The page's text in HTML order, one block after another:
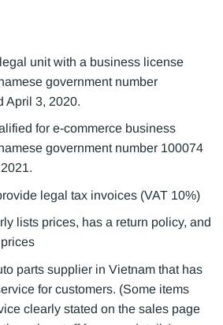
unit with a business license
government number
April 3, 2020.
for e-commerce business
government number 100074
legal tax invoices (VAT 10%)
lists prices, has a return policy, and
parts supplier in Vietnam that has
for customers. (Some items
clearly stated on the sales page